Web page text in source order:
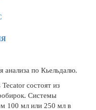
анализа по Кьельдалю.
состоят из
Системы
100 мл или 250 мл в